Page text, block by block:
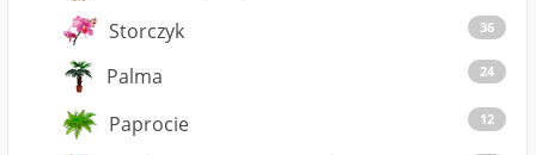
Storczyk 36
Palma 24
Paprocie 12